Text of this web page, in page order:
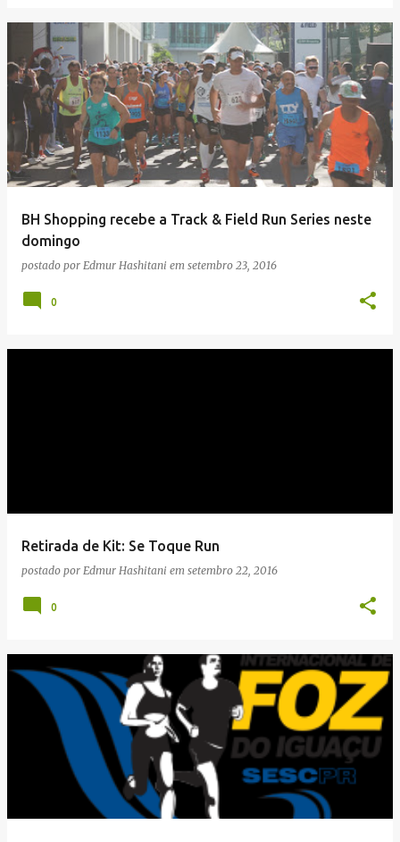
BH Shopping recebe a Track & Field Run Series neste
domingo
postado por Edmur Hashitani em setembro 23, 2016
0
Retirada de Kit: Se Toque Run
postado por Edmur Hashitani em setembro 22, 2016
0